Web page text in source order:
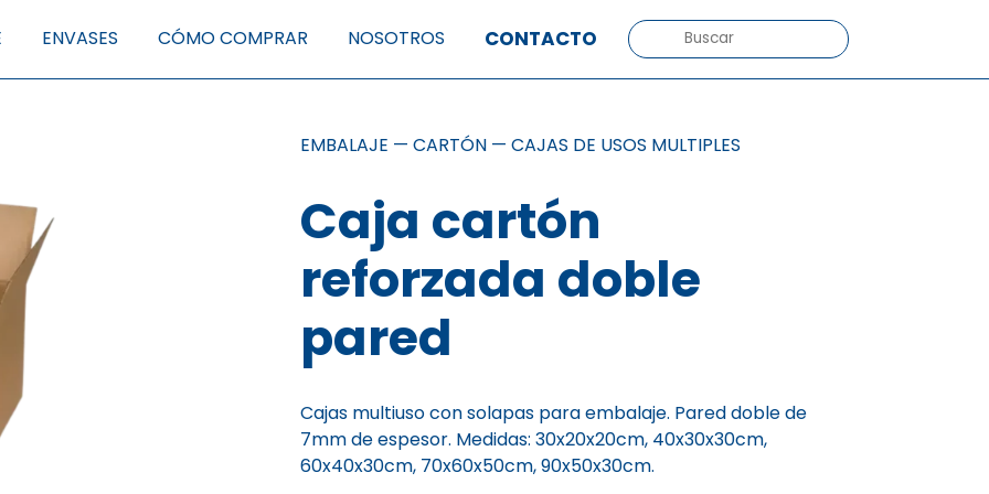
ENVASES CÓMO COMPRAR NOSOTROS CONTACTO BUSCAR:
EMBALAJE — CARTÓN — CAJAS DE USOS MULTIPLES
Caja cartón
reforzada doble
pared
Cajas multiuso con solapas para embalaje. Pared doble de
7mm de espesor. Medidas: 30x20x20cm, 40x30x30cm,
60x40x30cm, 70x60x50cm, 90x50x30cm.